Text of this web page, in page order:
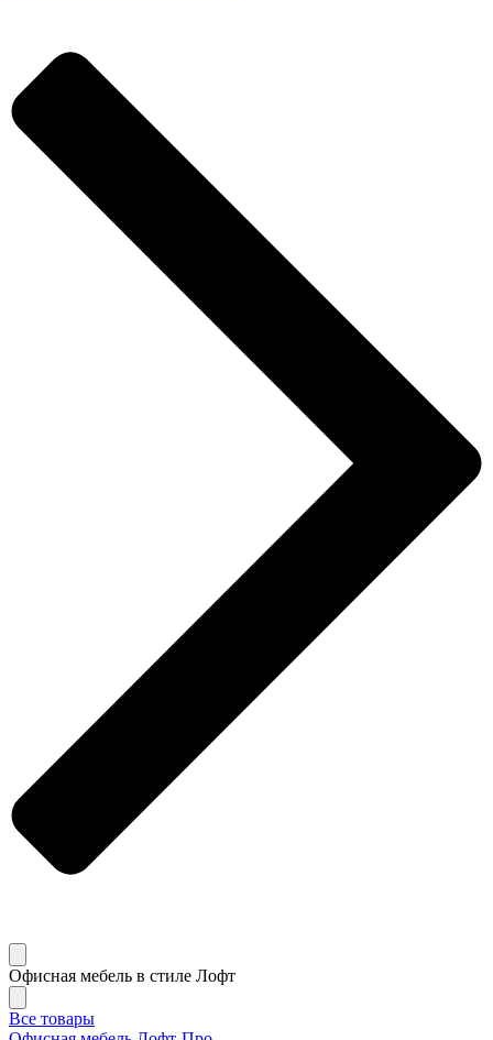
Офисная мебель в стиле Лофт
Все товары